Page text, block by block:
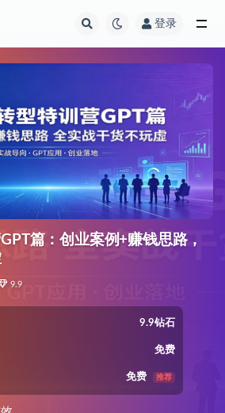
登录
篇：创业案例+赚钱思路，
9.9
9.9钻石
免费
免费 推荐